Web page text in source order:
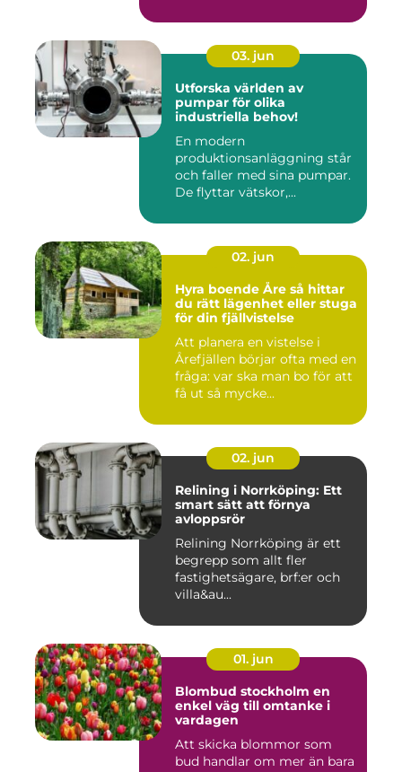
03. jun
Utforska världen av
pumpar för olika
industriella behov!
En modern
produktionsanläggning står
och faller med sina pumpar.
De flyttar vätskor,...
02. jun
Hyra boende Åre så hittar
du rätt lägenhet eller stuga
för din fjällvistelse
Att planera en vistelse i
Årefjällen börjar ofta med en
fråga: var ska man bo för att
få ut så mycke...
02. jun
Relining i Norrköping: Ett
smart sätt att förnya
avloppsrör
Relining Norrköping är ett
begrepp som allt fler
fastighetsägare, brf:er och
villa&au...
01. jun
Blombud stockholm en
enkel väg till omtanke i
vardagen
Att skicka blommor som
bud handlar om mer än bara